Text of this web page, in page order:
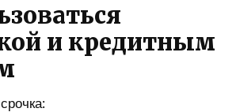
и кредитным